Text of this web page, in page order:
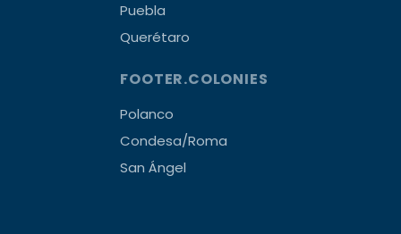
Puebla
Querétaro
FOOTER.COLONIES
Polanco
Condesa/Roma
San Ángel